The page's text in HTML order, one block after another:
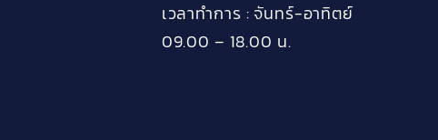
เวลาทำการ : จันทร์-อาทิตย์
09.00 – 18.00 น.